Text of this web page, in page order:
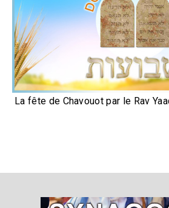
La fête de Chavouot par le Rav